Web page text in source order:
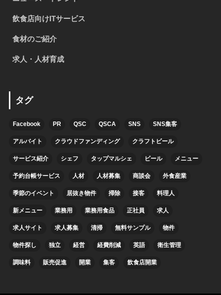
飲食店向けITサービス
食材のご紹介
求人・人材育成
タグ
Facebook PR QSC QSCA SNS SNS集客
アルバイト クラウドファンディング クラフトビール
サービス紹介 シェフ タップマルシェ ビール メニュー
予約台帳サービス 人材 人材募集 商談会 外食産業
季節のイベント 居抜き物件 掃除 接客 料理人
新メニュー 業務用 業務用食品 正社員 求人
求人サイト 求人募集 清掃 無料サンプル 物件
物件探し 独立 経営 経費削減 英語 衛生管理
調味料 販売促進 開業 集客 飲食店開業